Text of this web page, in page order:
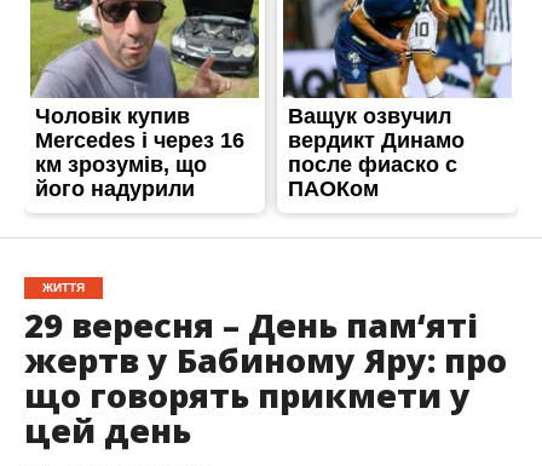
ЖИТТЯ
29 вересня – День пам‘яті
жертв у Бабиному Яру: про
що говорять прикмети у
цей день